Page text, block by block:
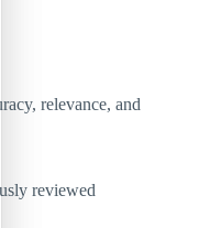
relevance, and
reviewed